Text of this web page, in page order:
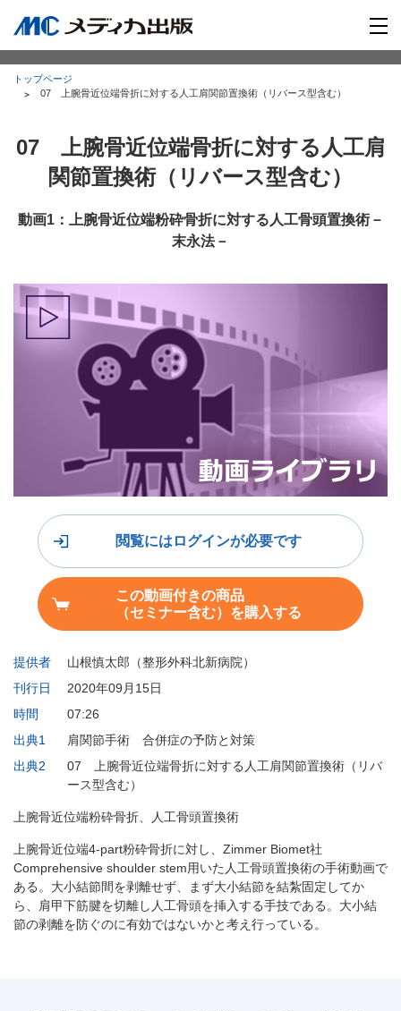
トップページ
07 上腕骨近位端骨折に対する人工肩関節置換術（リバース型含む）
07 上腕骨近位端骨折に対する人工肩
関節置換術（リバース型含む）
動画1：上腕骨近位端粉砕骨折に対する人工骨頭置換術－
末永法－
提供者
山根慎太郎（整形外科北新病院）
刊行日
2020年09月15日
時間
07:26
出典1
肩関節手術 合併症の予防と対策
出典2
07 上腕骨近位端骨折に対する人工肩関節置換術（リバ
ース型含む）
上腕骨近位端粉砕骨折、人工骨頭置換術
上腕骨近位端4-part粉砕骨折に対し、Zimmer Biomet社
Comprehensive shoulder stem用いた人工骨頭置換術の手術動画で
ある。大小結節間を剥離せず、まず大小結節を結紮固定してか
ら、肩甲下筋腱を切離し人工骨頭を挿入する手技である。大小結
節の剥離を防ぐのに有効ではないかと考え行っている。
閲覧にはログインが必要です
この動画付きの商品
（セミナー含む）を購入する